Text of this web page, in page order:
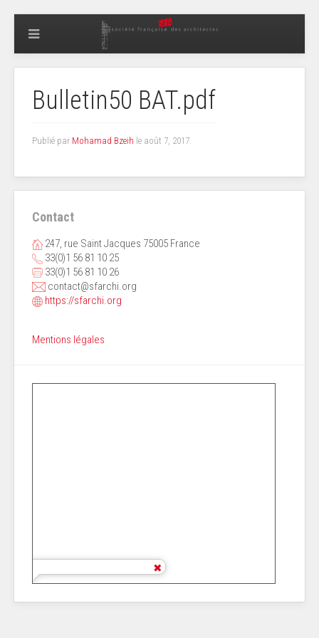
Bulletin50 BAT.pdf
Publié par Mohamad Bzeih le août 7, 2017.
Contact
247, rue Saint Jacques 75005 France
33(0)1 56 81 10 25
33(0)1 56 81 10 26
contact@sfarchi.org
https://sfarchi.org
Mentions légales